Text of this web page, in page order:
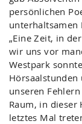
persönlichen
unterhaltsamen
„Eine Zeit, in
wir uns vor
Westpark
unseren
Raum, in dieser
letztes Mal